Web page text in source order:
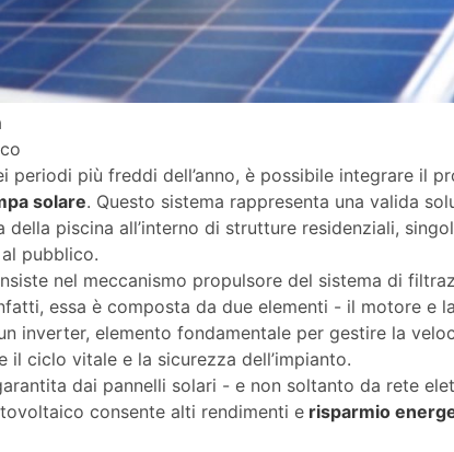
periodi più freddi dell’anno, è possibile integrare il
solare. Questo sistema rappresenta una valida
della piscina all’interno di strutture residenziali,
pubblico.
nel meccanismo propulsore del sistema di
essa è composta da due elementi - il motore e
inverter, elemento fondamentale per gestire la
il ciclo vitale e la sicurezza dell’impianto.
dai pannelli solari - e non soltanto da rete
consente alti rendimenti e risparmio